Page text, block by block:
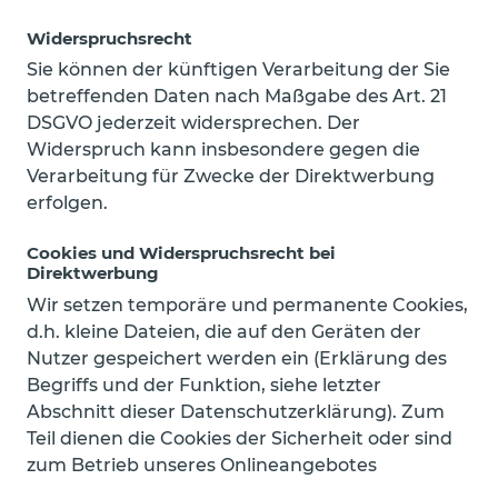
Widerspruchsrecht
Sie können der künftigen Verarbeitung der Sie
betreffenden Daten nach Maßgabe des Art. 21
DSGVO jederzeit widersprechen. Der
Widerspruch kann insbesondere gegen die
Verarbeitung für Zwecke der Direktwerbung
erfolgen.
Cookies und Widerspruchsrecht bei
Direktwerbung
Wir setzen temporäre und permanente Cookies,
d.h. kleine Dateien, die auf den Geräten der
Nutzer gespeichert werden ein (Erklärung des
Begriffs und der Funktion, siehe letzter
Abschnitt dieser Datenschutzerklärung). Zum
Teil dienen die Cookies der Sicherheit oder sind
zum Betrieb unseres Onlineangebotes